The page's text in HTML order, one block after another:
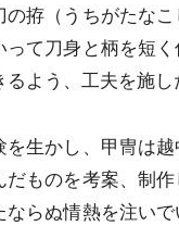
の拵（うちがたな
って刀身と柄を短
よう、工夫を施し
を生かし、甲冑は
だものを考案、制作
ならぬ情熱を注い